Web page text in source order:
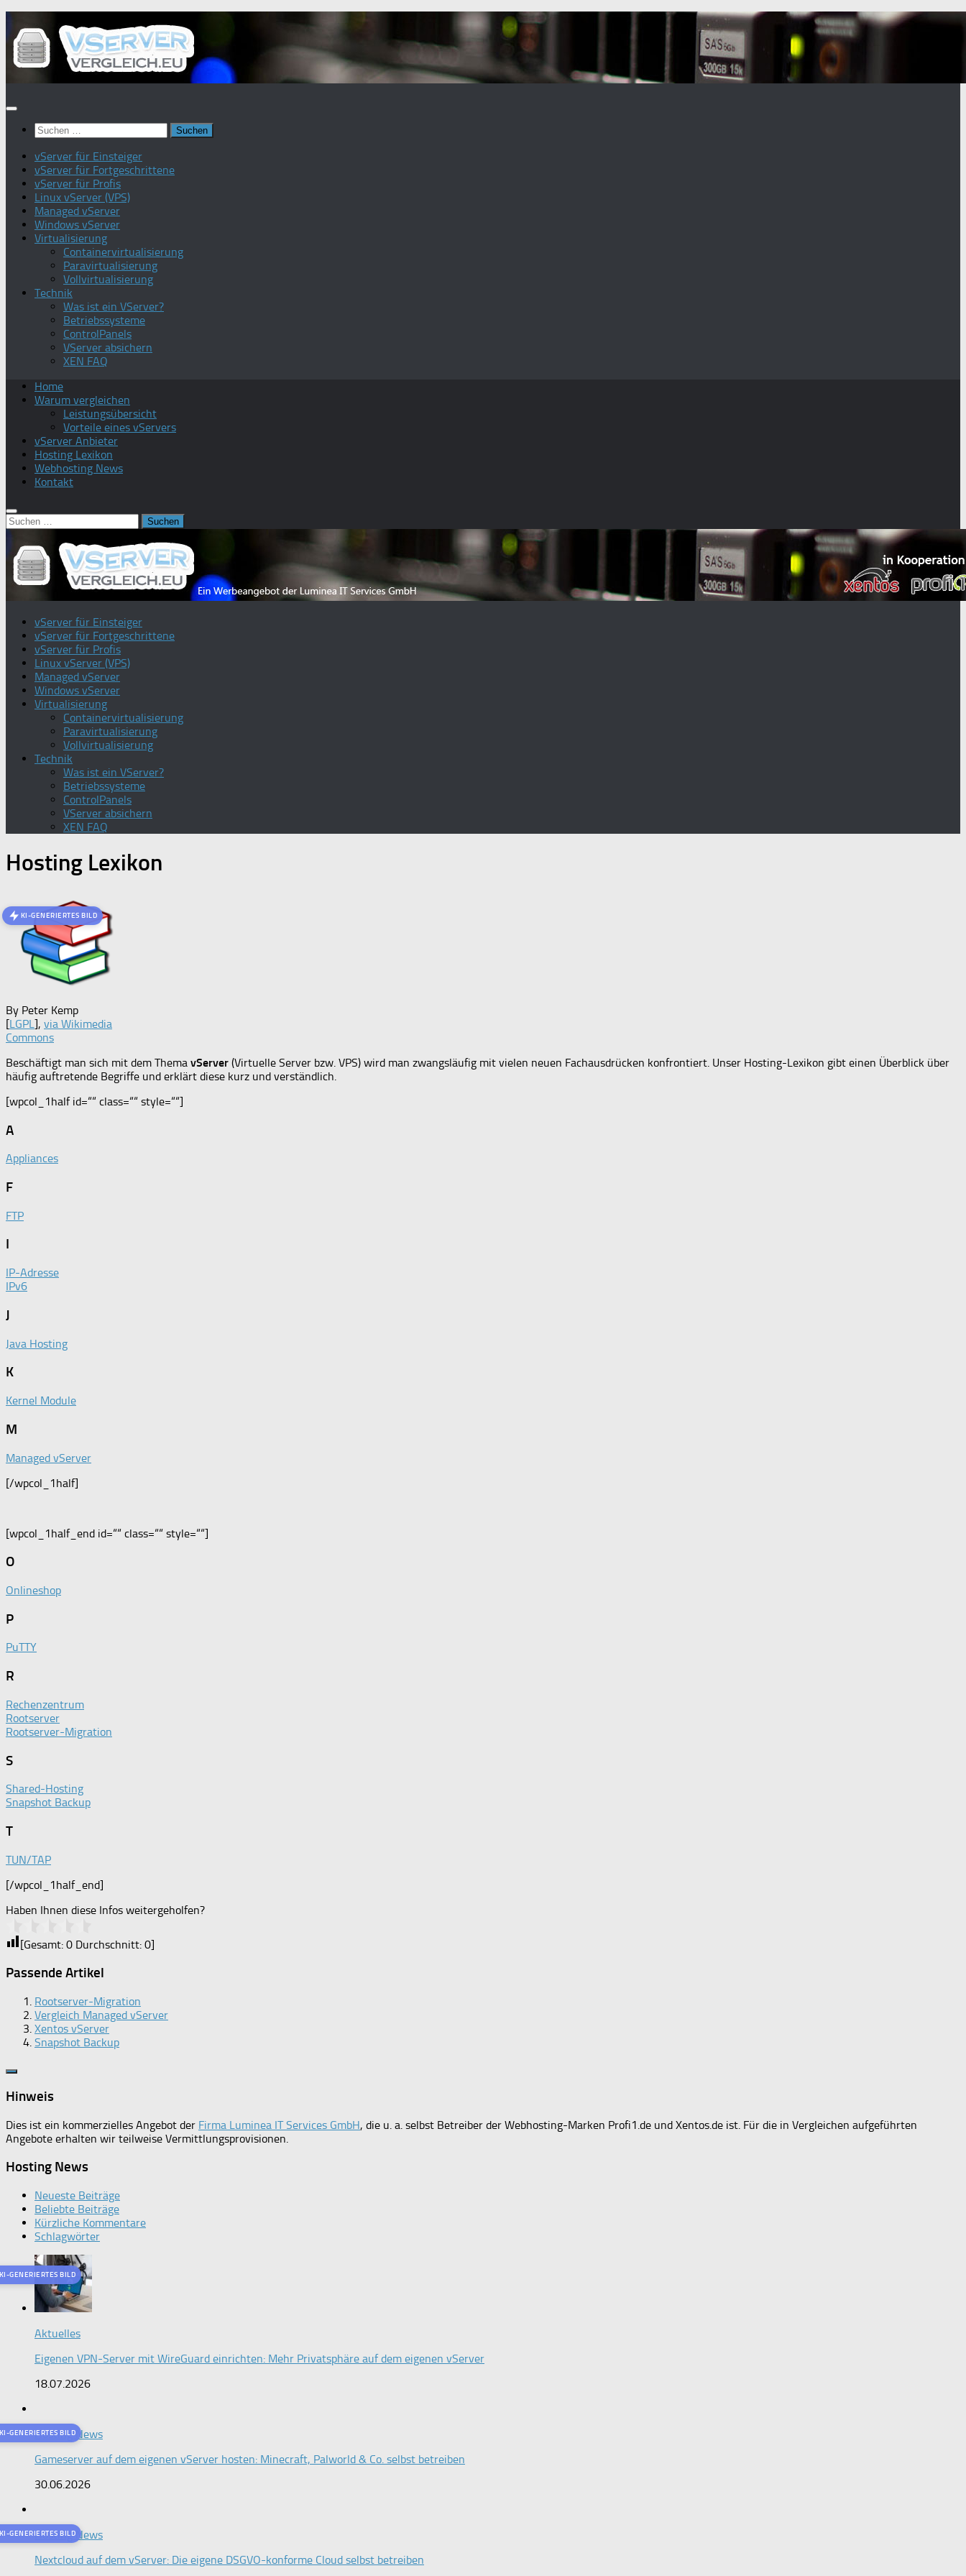
Inhalt
springen
Suchen
nach:
vServer für Einsteiger
vServer für Fortgeschrittene
vServer für Profis
Linux vServer (VPS)
Managed vServer
Windows vServer
Virtualisierung
Containervirtualisierung
Paravirtualisierung
Vollvirtualisierung
Technik
Was ist ein VServer?
Betriebssysteme
ControlPanels
VServer absichern
XEN FAQ
Home
Warum vergleichen
Leistungsübersicht
Vorteile eines vServers
vServer Anbieter
Hosting Lexikon
Webhosting News
Kontakt
Suchen
nach:
vServer für Einsteiger
vServer für Fortgeschrittene
vServer für Profis
Linux vServer (VPS)
Managed vServer
Windows vServer
Virtualisierung
Containervirtualisierung
Paravirtualisierung
Vollvirtualisierung
Technik
Was ist ein VServer?
Betriebssysteme
ControlPanels
VServer absichern
XEN FAQ
Hosting Lexikon
KI-GENERIERTES BILD
By Peter Kemp
[LGPL], via Wikimedia
Commons
Beschäftigt man sich mit dem Thema vServer (Virtuelle Server bzw. VPS) wird man zwangsläufig mit vielen neuen Fachausdrücken konfrontiert. Unser Hosting-Lexikon gibt einen Überblick über
häufig auftretende Begriffe und erklärt diese kurz und verständlich.
[wpcol_1half id=““ class=““ style=““]
A
Appliances
F
FTP
I
IP-Adresse
IPv6
J
Java Hosting
K
Kernel Module
M
Managed vServer
[/wpcol_1half]
[wpcol_1half_end id=““ class=““ style=““]
O
Onlineshop
P
PuTTY
R
Rechenzentrum
Rootserver
Rootserver-Migration
S
Shared-Hosting
Snapshot Backup
T
TUN/TAP
[/wpcol_1half_end]
Haben Ihnen diese Infos weitergeholfen?
[Gesamt: 0 Durchschnitt: 0]
Passende Artikel
Rootserver-Migration
Vergleich Managed vServer
Xentos vServer
Snapshot Backup
Hinweis
Dies ist ein kommerzielles Angebot der Firma Luminea IT Services GmbH, die u. a. selbst Betreiber der Webhosting-Marken Profi1.de und Xentos.de ist. Für die in Vergleichen aufgeführten
Angebote erhalten wir teilweise Vermittlungsprovisionen.
Hosting News
Neueste Beiträge
Beliebte Beiträge
Kürzliche Kommentare
Schlagwörter
GENERIERTES BILD
Aktuelles
Eigenen VPN-Server mit WireGuard einrichten: Mehr Privatsphäre auf dem eigenen vServer
18.07.2026
GENERIERTES BILD
Hosting News
Gameserver auf dem eigenen vServer hosten: Minecraft, Palworld & Co. selbst betreiben
30.06.2026
GENERIERTES BILD
Hosting News
Nextcloud auf dem vServer: Die eigene DSGVO-konforme Cloud selbst betreiben